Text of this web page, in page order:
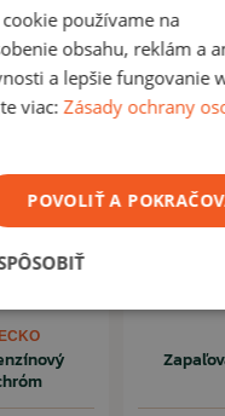
používame na
obsahu, reklám a
a lepšie fungovanie
viac:Zásady ochrany
POVOLIŤ A